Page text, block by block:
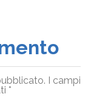
I campi
*